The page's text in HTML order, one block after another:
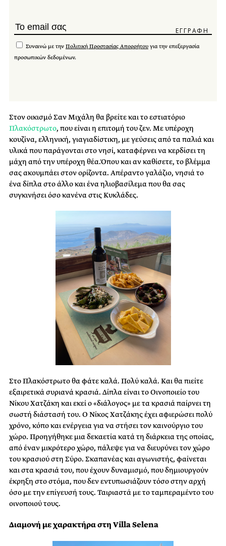
Συναινώ με την Πολιτική Προστασίας Απορρήτου για την επεξεργασία
προσωπικών δεδομένων.
Στον οικισμό Σαν Μιχάλη θα βρείτε και το εστιατόριο
Πλακόστρωτο, που είναι η επιτομή του ζεν. Με υπέροχη
κουζίνα, ελληνική, γιαγιαδίστικη, με γεύσεις από τα παλιά και
υλικά που παράγονται στο νησί, καταφέρνει να κερδίσει τη
μάχη από την υπέροχη θέα.Όπου και αν καθίσετε, το βλέμμα
σας ακουμπάει στον ορίζοντα. Απέραντο γαλάζιο, νησιά το
ένα δίπλα στο άλλο και ένα ηλιοβασίλεμα που θα σας
συγκινήσει όσο κανένα στις Κυκλάδες.
Στο Πλακόστρωτο θα φάτε καλά. Πολύ καλά. Και θα πιείτε
εξαιρετικά συριανά κρασιά. Δίπλα είναι το Οινοποιείο του
Νίκου Χατζάκη και εκεί ο «διάλογος» με τα κρασιά παίρνει τη
σωστή διάστασή του. Ο Νίκος Χατζάκης έχει αφιερώσει πολύ
χρόνο, κόπο και ενέργεια για να στήσει τον καινούργιο του
χώρο. Προηγήθηκε μια δεκαετία κατά τη διάρκεια της οποίας,
από έναν μικρότερο χώρο, πάλεψε για να διευρύνει τον χώρο
του κρασιού στη Σύρο. Σκαπανέας και αγωνιστής, φαίνεται
και στα κρασιά του, που έχουν δυναμισμό, που δημιουργούν
έκρηξη στο στόμα, που δεν εντυπωσιάζουν τόσο στην αρχή
όσο με την επίγευσή τους. Ταιριαστά με το ταμπεραμέντο του
οινοποιού τους.
Διαμονή με χαρακτήρα στη Villa Selena